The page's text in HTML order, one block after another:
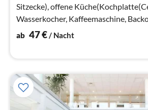
Sitzecke), offene
Wasserkocher, Kaffeemaschine,
Spülmaschine, Kühlschrank, )
ab 47€/ Nacht